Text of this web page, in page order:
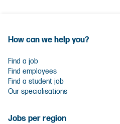
How can we help you?
Find a job
Find employees
Find a student job
Our specialisations
Jobs per region